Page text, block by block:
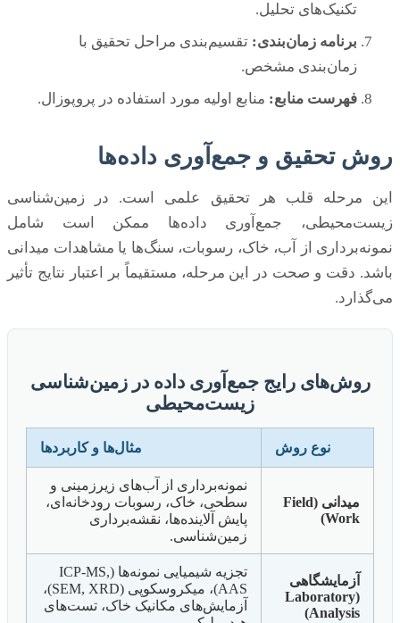
تکنیک‌های تحلیل.
برنامه زمان‌بندی: تقسیم‌بندی مراحل تحقیق با
زمان‌بندی مشخص.
فهرست منابع: منابع اولیه مورد استفاده در پروپوزال.
روش تحقیق و جمع‌آوری داده‌ها
این مرحله قلب هر تحقیق علمی است. در زمین‌شناسی
زیست‌محیطی، جمع‌آوری داده‌ها ممکن است شامل
نمونه‌برداری از آب، خاک، رسوبات، سنگ‌ها یا مشاهدات میدانی
باشد. دقت و صحت در این مرحله، مستقیماً بر اعتبار نتایج تأثیر
می‌گذارد.
روش‌های رایج جمع‌آوری داده در زمین‌شناسی
زیست‌محیطی
نوع روش مثال‌ها و کاربردها
میدانی (Field
Work)
نمونه‌برداری از آب‌های زیرزمینی و
سطحی، خاک، رسوبات رودخانه‌ای،
پایش آلاینده‌ها، نقشه‌برداری
زمین‌شناسی.
آزمایشگاهی
(Laboratory
Analysis)
تجزیه شیمیایی نمونه‌ها (ICP-MS,
AAS)، میکروسکوپی (SEM, XRD)،
آزمایش‌های مکانیک خاک، تست‌های